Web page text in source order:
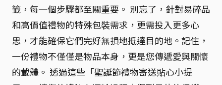
籤，每一個步驟都至關重要。 別忘了，針對易碎品
和高價值禮物的特殊包裝需求，更需投入更多心
思，才能確保它們完好無損地抵達目的地。記住，
一份禮物不僅僅是物品本身，更是您傳遞愛與關懷
的載體。 透過這些「聖誕節禮物寄送貼心小提